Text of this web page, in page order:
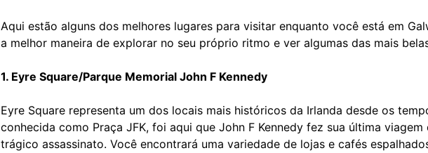
Aqui estão alguns dos melhores lugares para visitar enquanto você está em
a melhor maneira de explorar no seu próprio ritmo e ver algumas das mais
1. Eyre Square/Parque Memorial John F Kennedy
Eyre Square representa um dos locais mais históricos da Irlanda desde os
conhecida como Praça JFK, foi aqui que John F Kennedy fez sua última viagem
trágico assassinato. Você encontrará uma variedade de lojas e cafés